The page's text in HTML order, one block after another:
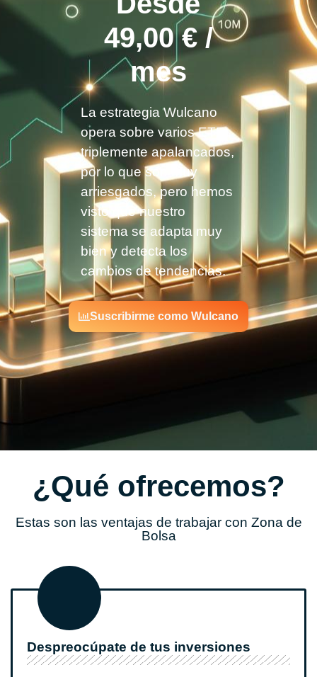
49,00€ /
mes
La estrategia Wulcano
opera sobre varios ETF
triplemente apalancados,
por lo que son muy
arriesgados, pero hemos
visto que nuestro
sistema se adapta muy
bien y detecta los
cambios de tendencias.
Suscribirme como Wulcano
¿Qué ofrecemos?
Estas son las ventajas de trabajar con Zona de
Bolsa
Despreocúpate de tus inversiones